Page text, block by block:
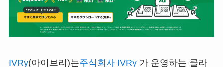
IVRy(아이브리)는주식회사 IVRy가 운영하는 클라